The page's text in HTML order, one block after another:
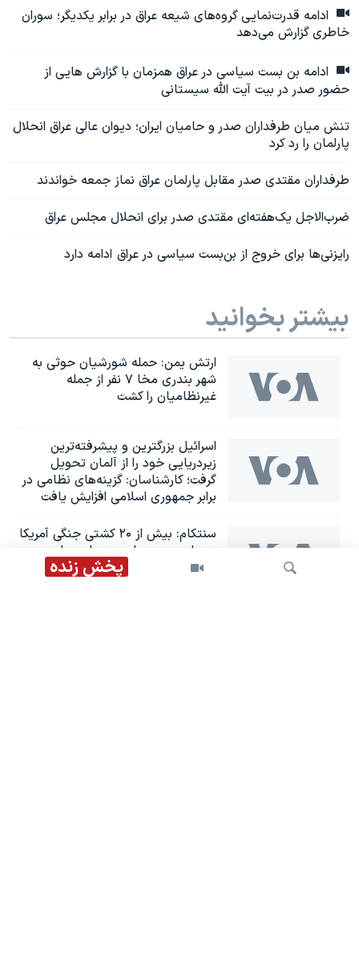
پخش زنده
ادامه قدرت‌نمایی گروه‌های شیعه عراق در برابر یکدیگر؛ سوران
خاطری گزارش می‌دهد
ادامه بن بست سیاسی در عراق همزمان با گزارش هایی از
حضور صدر در بیت آیت الله سیستانی
تنش میان طرفداران صدر و حامیان ایران؛ دیوان عالی عراق انحلال
پارلمان را رد کرد
طرفداران مقتدی صدر مقابل پارلمان عراق نماز جمعه خواندند
ضرب‌الاجل یک‌هفته‌ای مقتدی صدر برای انحلال مجلس عراق
رایزنی‌ها برای خروج از بن‌بست سیاسی در عراق ادامه دارد
بیشتر بخوانید
ارتش یمن: حمله شورشیان حوثی به
شهر بندری مخا ۷ نفر از جمله
غیرنظامیان را کشت
اسرائيل بزرگترین و پیشرفته‌ترین
زیردریایی خود را از آلمان تحویل
گرفت؛ کارشناسان: گزینه‌های نظامی در
برابر جمهوری اسلامی افزایش یافت
سنتکام: بیش از ۲۰ کشتی جنگی آمریکا
در ماموریت محاصره دریایی علیه
جمهوری اسلامی حضور دارند